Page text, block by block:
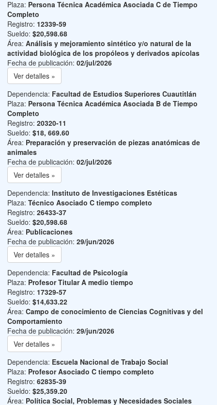
Plaza: Persona Técnica Académica Asociada C de Tiempo
Completo
Registro: 12339-59
Sueldo: $20,598.68
Área: Análisis y mejoramiento sintético y/o natural de la
actividad biológica de los propóleos y derivados apícolas
Fecha de publicación: 02/jul/2026
Ver detalles »
Dependencia: Facultad de Estudios Superiores Cuautitlán
Plaza: Persona Técnica Académica Asociada B de Tiempo
Completo
Registro: 20320-11
Sueldo: $18, 669.60
Área: Preparación y preservación de piezas anatómicas de
animales
Fecha de publicación: 02/jul/2026
Ver detalles »
Dependencia: Instituto de Investigaciones Estéticas
Plaza: Técnico Asociado C tiempo completo
Registro: 26433-37
Sueldo: $20,598.68
Área: Publicaciones
Fecha de publicación: 29/jun/2026
Ver detalles »
Dependencia: Facultad de Psicología
Plaza: Profesor Titular A medio tiempo
Registro: 17329-57
Sueldo: $14,633.22
Área: Campo de conocimiento de Ciencias Cognitivas y del
Comportamiento
Fecha de publicación: 29/jun/2026
Ver detalles »
Dependencia: Escuela Nacional de Trabajo Social
Plaza: Profesor Asociado C tiempo completo
Registro: 62835-39
Sueldo: $25,359.20
Área: Política Social, Problemas y Necesidades Sociales